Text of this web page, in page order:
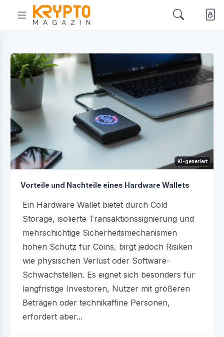
KI-generiert
Vorteile und Nachteile eines Hardware Wallets
Ein Hardware Wallet bietet durch Cold
Storage, isolierte Transaktionssignierung und
mehrschichtige Sicherheitsmechanismen
hohen Schutz für Coins, birgt jedoch Risiken
wie physischen Verlust oder Software-
Schwachstellen. Es eignet sich besonders für
langfristige Investoren, Nutzer mit größeren
Beträgen oder technikaffine Personen,
erfordert aber...